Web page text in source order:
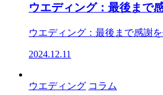
ウエディング：最後まで
ウエディング：最後まで感謝
2024.12.11
ウエディング コラム